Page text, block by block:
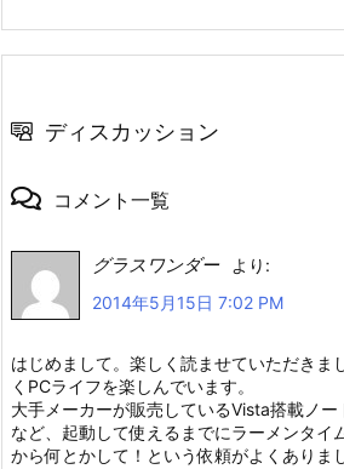
ディスカッション
コメント一覧
グラスワンダー
より:
2014年5月15日 7:02 PM
はじめまして。楽しく読ませていただきま
くPCライフを楽しんでいます。
大手メーカーが販売しているVista搭載ノ
など、起動して使えるまでにラーメンタイ
から何とかして！という依頼がよくありま